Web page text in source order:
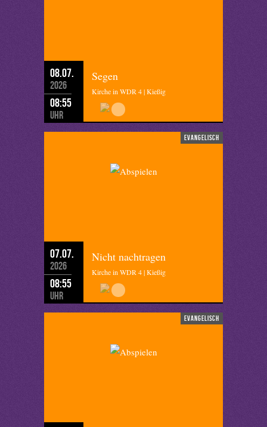
08.07.
2026
08:55
Uhr
Segen
Kirche in WDR 4 | Kießig
evangelisch
07.07.
2026
08:55
Uhr
Nicht nachtragen
Kirche in WDR 4 | Kießig
evangelisch